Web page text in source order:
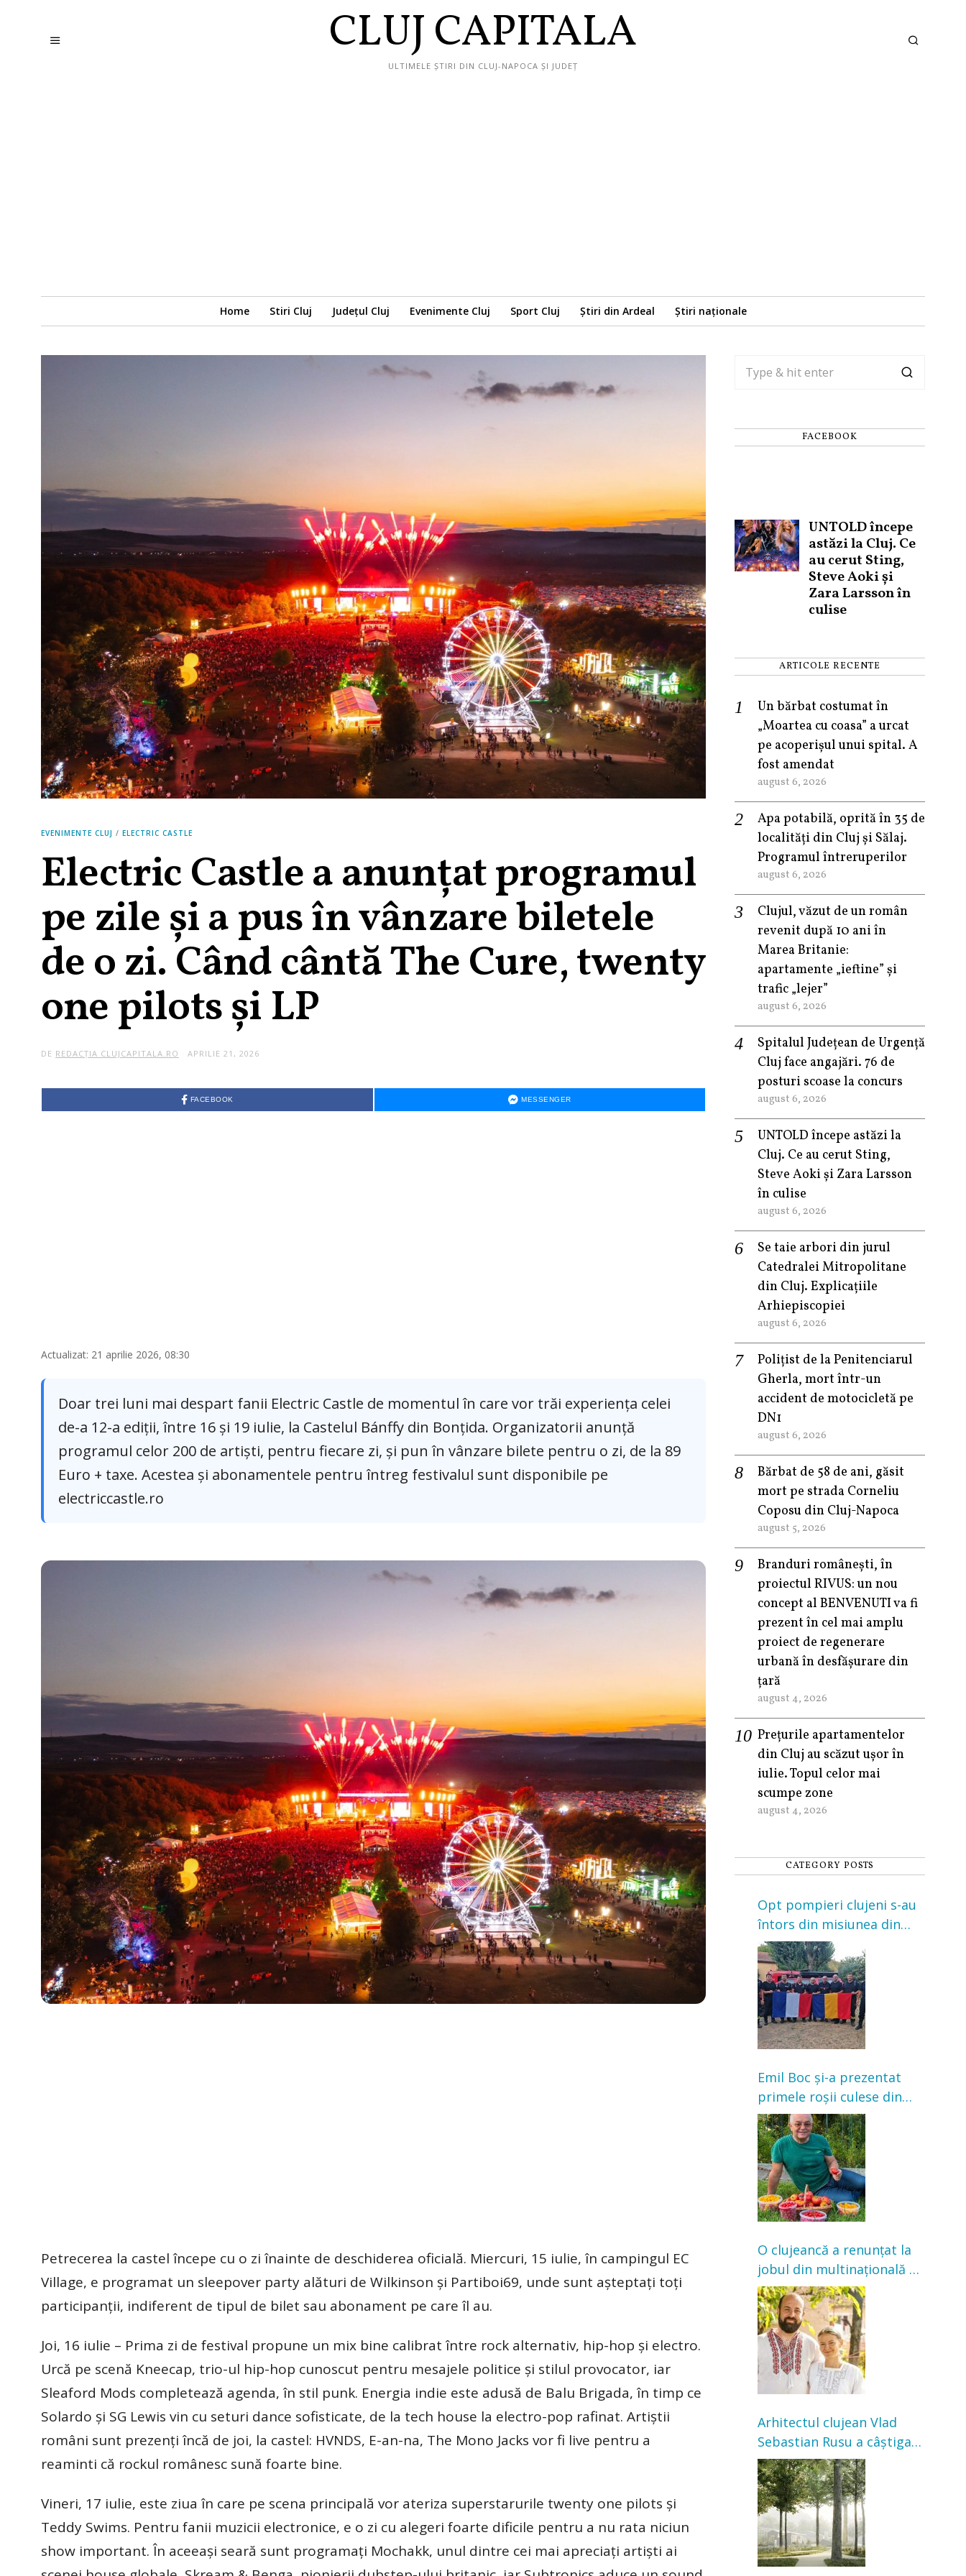
CLUJ CAPITALA
ULTIMELE ȘTIRI DIN CLUJ-NAPOCA ȘI JUDEȚ
Home Stiri Cluj Județul Cluj Evenimente Cluj Sport Cluj Știri din Ardeal Știri naționale
EVENIMENTE CLUJ / ELECTRIC CASTLE
Electric Castle a anunțat programul
pe zile și a pus în vânzare biletele
de o zi. Când cântă The Cure, twenty
one pilots și LP
DE REDACȚIA CLUJCAPITALA.RO APRILIE 21, 2026
FACEBOOK MESSENGER
Actualizat: 21 aprilie 2026, 08:30
Doar trei luni mai despart fanii Electric Castle de momentul în care vor trăi experiența celei
de-a 12-a ediții, între 16 și 19 iulie, la Castelul Bánffy din Bonțida. Organizatorii anunță
programul celor 200 de artiști, pentru fiecare zi, și pun în vânzare bilete pentru o zi, de la 89
Euro + taxe. Acestea și abonamentele pentru întreg festivalul sunt disponibile pe
electriccastle.ro
Petrecerea la castel începe cu o zi înainte de deschiderea oficială. Miercuri, 15 iulie, în campingul EC
Village, e programat un sleepover party alături de Wilkinson și Partiboi69, unde sunt așteptați toți
participanții, indiferent de tipul de bilet sau abonament pe care îl au.
Joi, 16 iulie – Prima zi de festival propune un mix bine calibrat între rock alternativ, hip-hop și electro.
Urcă pe scenă Kneecap, trio-ul hip-hop cunoscut pentru mesajele politice și stilul provocator, iar
Sleaford Mods completează agenda, în stil punk. Energia indie este adusă de Balu Brigada, în timp ce
Solardo și SG Lewis vin cu seturi dance sofisticate, de la tech house la electro-pop rafinat. Artiștii
români sunt prezenți încă de joi, la castel: HVNDS, E-an-na, The Mono Jacks vor fi live pentru a
reaminti că rockul românesc sună foarte bine.
Vineri, 17 iulie, este ziua în care pe scena principală vor ateriza superstarurile twenty one pilots și
Teddy Swims. Pentru fanii muzicii electronice, e o zi cu alegeri foarte dificile pentru a nu rata niciun
show important. În aceeași seară sunt programați Mochakk, unul dintre cei mai apreciați artiști ai
FACEBOOK
UNTOLD începe
astăzi la Cluj. Ce
au cerut Sting,
Steve Aoki și
Zara Larsson în
culise
ARTICOLE RECENTE
Un bărbat costumat în
„Moartea cu coasa” a urcat
pe acoperișul unui spital. A
fost amendat
august 6, 2026
Apa potabilă, oprită în 35 de
localități din Cluj și Sălaj.
Programul întreruperilor
august 6, 2026
Clujul, văzut de un român
revenit după 10 ani în
Marea Britanie:
apartamente „ieftine” și
trafic „lejer”
august 6, 2026
Spitalul Județean de Urgență
Cluj face angajări. 76 de
posturi scoase la concurs
august 6, 2026
UNTOLD începe astăzi la
Cluj. Ce au cerut Sting,
Steve Aoki și Zara Larsson
în culise
august 6, 2026
Se taie arbori din jurul
Catedralei Mitropolitane
din Cluj. Explicațiile
Arhiepiscopiei
august 6, 2026
Polițist de la Penitenciarul
Gherla, mort într-un
accident de motocicletă pe
DN1
august 6, 2026
Bărbat de 58 de ani, găsit
mort pe strada Corneliu
Coposu din Cluj-Napoca
august 5, 2026
Branduri românești, în
proiectul RIVUS: un nou
concept al BENVENUTI va fi
prezent în cel mai amplu
proiect de regenerare
urbană în desfășurare din
țară
august 4, 2026
Prețurile apartamentelor
din Cluj au scăzut ușor în
iulie. Topul celor mai
scumpe zone
august 4, 2026
CATEGORY POSTS
Opt pompieri clujeni s-au
întors din misiunea din
Franța. Au intervenit la
incendii de vegetație și
pădure
Emil Boc și-a prezentat
primele roșii culese din
grădină: „Niciun magazin
nu poate oferi această
satisfacție”
O clujeancă a renunțat la
jobul din multinațională și
s-a mutat la țară. Acum
cultivă legume în grădina
bunicilor
Arhitectul clujean Vlad
Sebastian Rusu a câștigat
concursul pentru
transformarea Grădinii
Casei Universitarilor